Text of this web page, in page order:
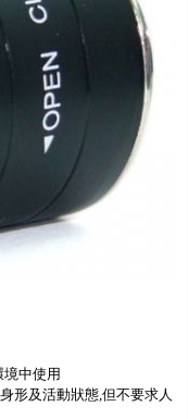
中使用
形及活動狀態,但不要求人